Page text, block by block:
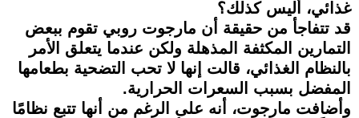
غذائي، أليس كذلك؟
قد تتفاجأ من حقيقة أن مارجوت روبي تقوم ببعض
التمارين المكثفة المذهلة ولكن عندما يتعلق الأمر
بالنظام الغذائي، قالت إنها لا تحب التضحية بطعامها
المفضل بسبب السعرات الحرارية.
وأضافت مارجوت، أنه على الرغم من أنها تتبع نظامًا